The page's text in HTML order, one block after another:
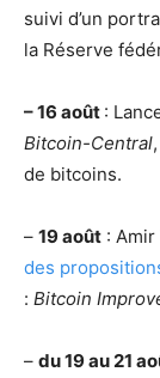
suivi d’un
la Réserve
– 16 août :
Bitcoin-Central
de bitcoins.
– 19 août :
des
: Bitcoin
– du 19 au 21